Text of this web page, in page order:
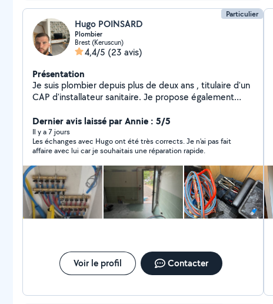
Particulier
Hugo POINSARD
Plombier
Brest (Keruscun)
4,4/5 (23 avis)
Présentation
Je suis plombier depuis plus de deux ans , titulaire d'un
CAP d'installateur sanitaire. Je propose également
petit bricolage en tout genre.
Dernier avis laissé par Annie : 5/5
Il y a 7 jours
Les échanges avec Hugo ont été très corrects. Je n'ai pas fait
affaire avec lui car je souhaitais une réparation rapide.
Voir le profil Contacter